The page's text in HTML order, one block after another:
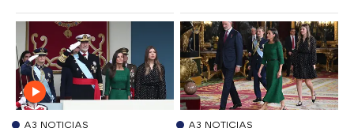
A3 NOTICIAS A3 NOTICIAS